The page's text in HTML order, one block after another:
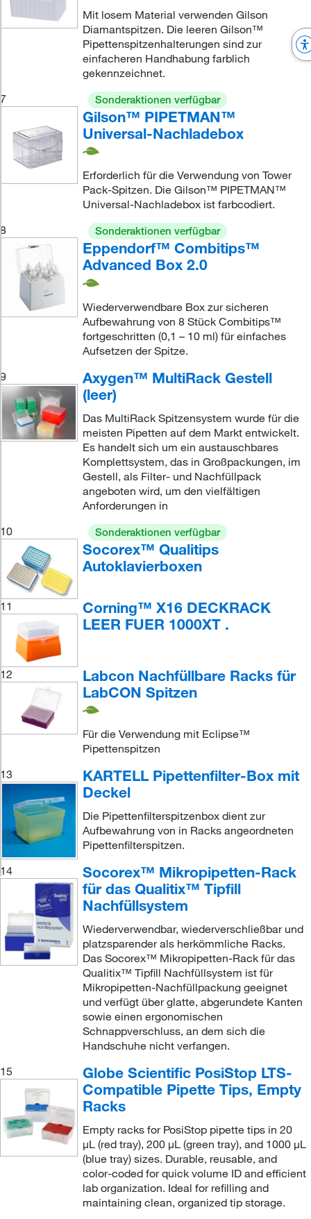
Mit losem Material verwenden Gilson
Diamantspitzen. Die leeren Gilson™
Pipettenspitzenhalterungen sind zur
einfacheren Handhabung farblich
gekennzeichnet.
7
Sonderaktionen verfügbar
Gilson™ PIPETMAN™
Universal-Nachladebox
Erforderlich für die Verwendung von Tower
Pack-Spitzen. Die Gilson™ PIPETMAN™
Universal-Nachladebox ist farbcodiert.
8
Sonderaktionen verfügbar
Eppendorf™ Combitips™
Advanced Box 2.0
Wiederverwendbare Box zur sicheren
Aufbewahrung von 8 Stück Combitips™
fortgeschritten (0,1 – 10 ml) für einfaches
Aufsetzen der Spitze.
9
Axygen™ MultiRack Gestell
(leer)
Das MultiRack Spitzensystem wurde für die
meisten Pipetten auf dem Markt entwickelt.
Es handelt sich um ein austauschbares
Komplettsystem, das in Großpackungen, im
Gestell, als Filter- und Nachfüllpack
angeboten wird, um den vielfältigen
Anforderungen in
10
Sonderaktionen verfügbar
Socorex™ Qualitips
Autoklavierboxen
11
Corning™ X16 DECKRACK
LEER FUER 1000XT .
12
Labcon Nachfüllbare Racks für
LabCON Spitzen
Für die Verwendung mit Eclipse™
Pipettenspitzen
13
KARTELL Pipettenfilter-Box mit
Deckel
Die Pipettenfilterspitzenbox dient zur
Aufbewahrung von in Racks angeordneten
Pipettenfilterspitzen.
14
Socorex™ Mikropipetten-Rack
für das Qualitix™ Tipfill
Nachfüllsystem
Wiederverwendbar, wiederverschließbar und
platzsparender als herkömmliche Racks.
Das Socorex™ Mikropipetten-Rack für das
Qualitix™ Tipfill Nachfüllsystem ist für
Mikropipetten-Nachfüllpackung geeignet
und verfügt über glatte, abgerundete Kanten
sowie einen ergonomischen
Schnappverschluss, an dem sich die
Handschuhe nicht verfangen.
15
Globe Scientific PosiStop LTS-
Compatible Pipette Tips, Empty
Racks
Empty racks for PosiStop pipette tips in 20
μL (red tray), 200 μL (green tray), and 1000 μL
(blue tray) sizes. Durable, reusable, and
color-coded for quick volume ID and efficient
lab organization. Ideal for refilling and
maintaining clean, organized tip storage.